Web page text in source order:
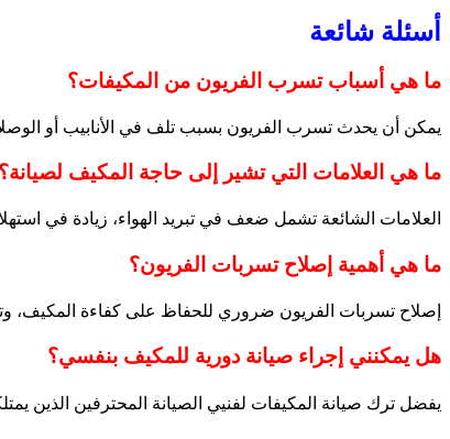
أسئلة شائعة
ما هي أسباب تسرب الفريون من المكيفات؟
يمكن أن يحدث تسرب الفريون بسبب تلف في الأنابيب أو
ما هي العلامات التي تشير إلى حاجة المكيف لصيانة؟
العلامات الشائعة تشمل ضعف في تبريد الهواء، زيادة في
ما هي أهمية إصلاح تسربات الفريون؟
إصلاح تسربات الفريون ضروري للحفاظ على كفاءة المكيف،
هل يمكنني إجراء صيانة دورية للمكيف بنفسي؟
يفضل ترك صيانة المكيفات لفنيي الصيانة المحترفين الذين